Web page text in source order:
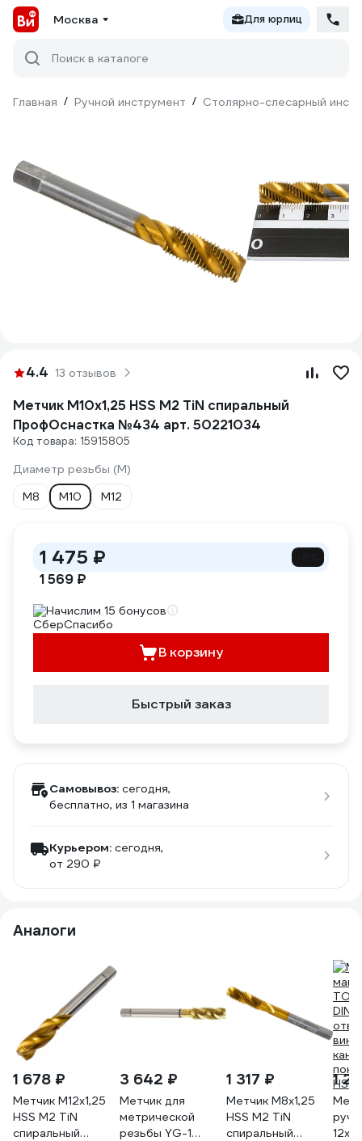
Москва Для юрлиц
Поиск в каталоге
Главная / Ручной инструмент / Столярно-слесарный
4.4 13 отзывов
Метчик M10x1,25 HSS M2 TiN спиральный
ПрофОснастка №434 арт. 50221034
Код товара: 15915805
Диаметр резьбы (М)
М8
М10 М12
1 475 ₽
1 569 ₽
Начислим 15 бонусов
В корзину
Быстрый заказ
Самовывоз: сегодня,
бесплатно, из 1 магазина
Курьером: сегодня,
от 290 ₽
Аналоги
1 678 ₽
Метчик M12x1,25
HSS M2 TiN
спиральный
3 642 ₽
Метчик для
метрической
резьбы YG-1
1 317 ₽
Метчик M8x1,25
HSS M2 TiN
спиральный
1